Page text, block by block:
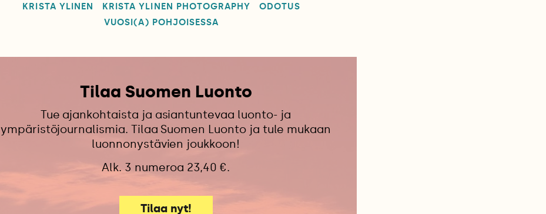
KRISTA YLINEN KRISTA YLINEN PHOTOGRAPHY
ODOTUS
VUOSI(A) POHJOISESSA
Tilaa Suomen Luonto
Tue ajankohtaista ja asiantuntevaa luonto- ja
ympäristöjournalismia. Tilaa Suomen Luonto ja tule mukaan
luonnonystävien joukkoon!
Alk. 3 numeroa 23,40 €.
Tilaa nyt!